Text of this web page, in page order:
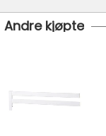
lager hos oss,
postpakke.
Bring Express og
Andre kjøpte